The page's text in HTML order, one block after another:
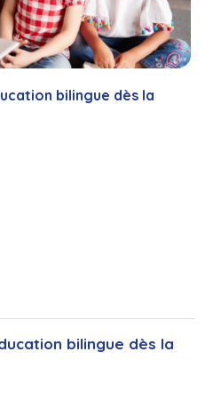
bilingue dès la
bilingue dès la